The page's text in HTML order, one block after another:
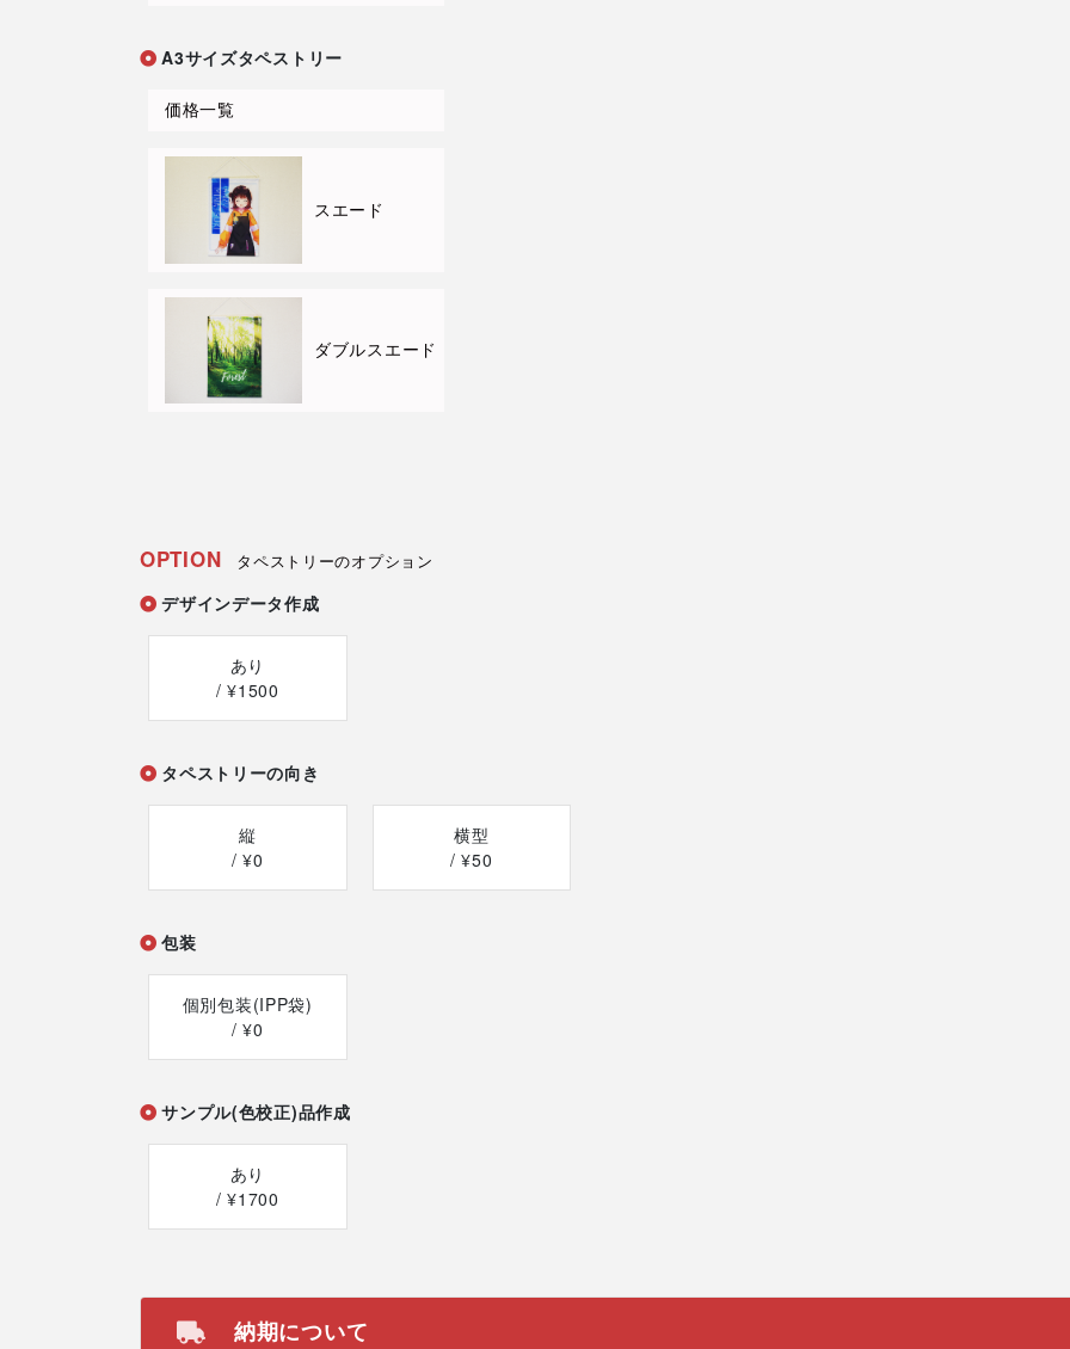
A3サイズタペストリー
価格一覧
スエード
ダブルスエード
OPTION タペストリーのオプション
デザインデータ作成
あり
/ ¥1500
タペストリーの向き
縦
/ ¥0
横型
/ ¥50
包装
個別包装(IPP袋)
/ ¥0
サンプル(色校正)品作成
あり
/ ¥1700
納期について